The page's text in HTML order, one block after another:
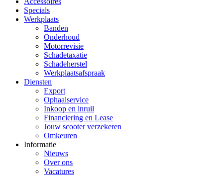
Specials
Werkplaats
Banden
Onderhoud
Motorrevisie
Schadetaxatie
Schadeherstel
Werkplaatsafspraak
Diensten
Export
Ophaalservice
Inkoop en inruil
Financiering en Lease
Jouw scooter verzekeren
Omkeuren
Informatie
Nieuws
Over ons
Vacatures